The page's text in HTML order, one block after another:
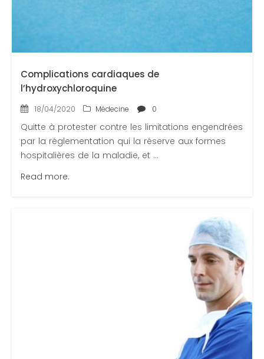
Contactez-nous
Congrès 2019
Congrès 2020
Complications cardiaques de
l’hydroxychloroquine
18/04/2020 Médecine 0
Quitte à protester contre les limitations engendrées
par la réglementation qui la réserve aux formes
hospitalières de la maladie, et ...
Read more.